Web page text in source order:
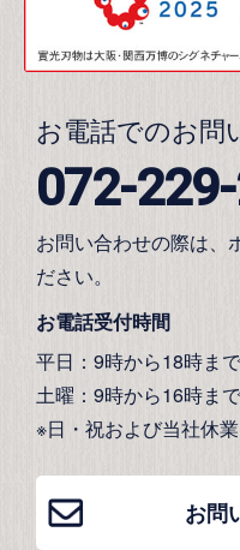
お電話でのお問
072-
お問い合わせの際は、
ださい。
お電話受付時間
平日：9時から18時まで
土曜：9時から16時まで
※日・祝および当社休業
お問